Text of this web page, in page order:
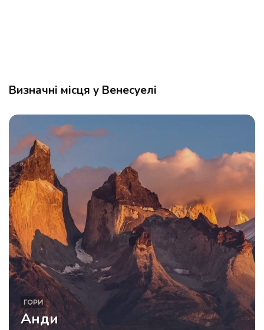
Визначні місця у Венесуелі
ГОРИ
Анди